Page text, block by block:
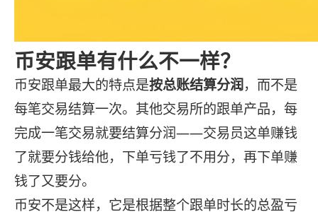
币安跟单有什么不一样？
币安跟单最大的特点是按总账结算分润，而不是
每笔交易结算一次。其他交易所的跟单产品，每
完成一笔交易就要结算分润——交易员这单赚钱
了就要分钱给他，下单亏钱了不用分，再下单赚
钱了又要分。
币安不是这样，它是根据整个跟单时长的总盈亏